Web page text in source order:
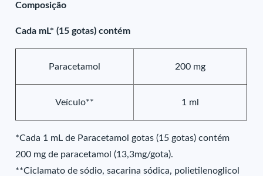
Composição
Cada mL* (15 gotas) contém
Paracetamol 200 mg
Veículo** 1 ml
*Cada 1 mL de Paracetamol gotas (15 gotas) contém
200 mg de paracetamol (13,3mg/gota).
**Ciclamato de sódio, sacarina sódica, polietilenoglicol